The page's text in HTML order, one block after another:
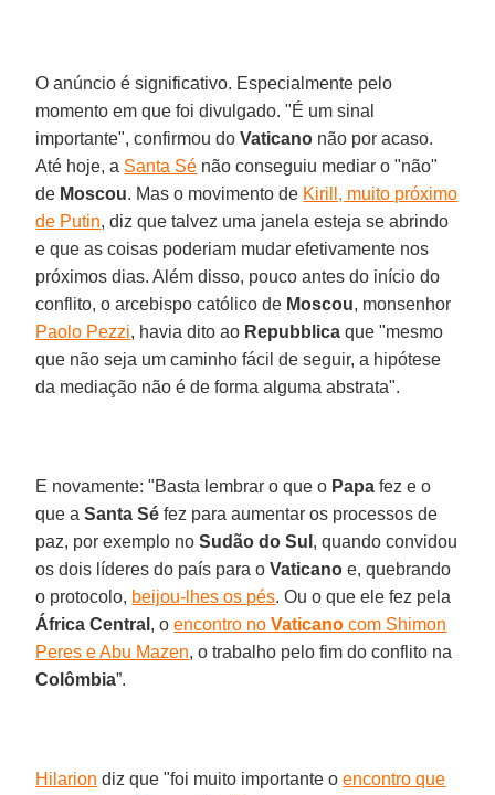
O anúncio é significativo. Especialmente pelo
momento em que foi divulgado. "É um sinal
importante", confirmou doVaticano não por acaso.
Até hoje, a Santa Sé não conseguiu mediar o "não"
de Moscou. Mas o movimento de Kirill, muito próximo
de Putin, diz que talvez uma janela esteja se abrindo
e que as coisas poderiam mudar efetivamente nos
próximos dias. Além disso, pouco antes do início do
conflito, o arcebispo católico de Moscou, monsenhor
Paolo Pezzi, havia dito ao Repubblica que "mesmo
que não seja um caminho fácil de seguir, a hipótese
da mediação não é de forma alguma abstrata".
E novamente: "Basta lembrar o que o Papa fez e o
que aSanta Sé fez para aumentar os processos de
paz, por exemplo noSudão do Sul , quando convidou
os dois líderes do país para oVaticano e, quebrando
o protocolo, beijou-lhes os pés. Ou o que ele fez pela
África Central , oencontro noVaticano com Shimon
Peres e Abu Mazen, o trabalho pelo fim do conflito na
Colômbia”.
Hilarion diz que "foi muito importante oencontro que